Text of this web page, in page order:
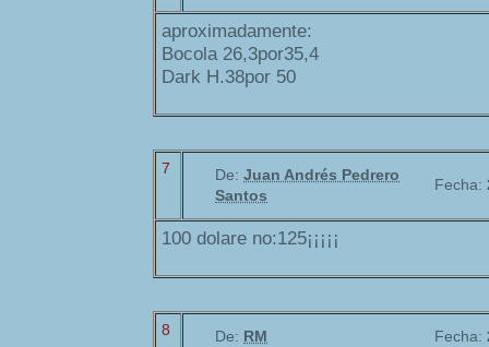
aproximadamente:
Bocola 26,3por35,4
Dark H.38por 50
7 De: Juan Andrés Pedrero
Santos
Fecha:
100 dolare no:125¡¡¡¡¡
8 De: RM Fecha: